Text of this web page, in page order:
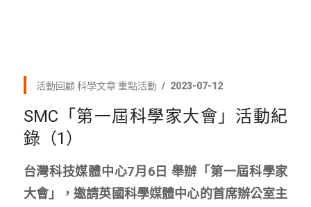
活動回顧 科學文章 重點活動 2023-07-12
SMC「第一屆科學家大會」活動紀
錄（1）
台灣科技媒體中心7月6日​ 舉辦「第一屆科學家
大會」，邀請英國科學媒體中心的首席辦公室主